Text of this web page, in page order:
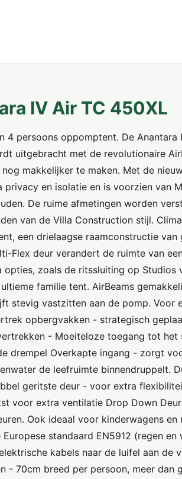
IV Air TC 450XL
4 persoons oppomptent. De Anantara
uitgebracht met de revolutionaire
makkelijker te maken. Met de
en isolatie en is voorzien van
De ruime afmetingen worden
van de Villa Construction stijl.
een drielaagse raamconstructie van
Flex deur verandert de ruimte van
opties, zoals de ritssluiting op Studios
familie tent. AirBeams
stevig vastzitten aan de pomp. Voor
opbergvakken - strategisch
- Moeiteloze toegang tot het
drempel Overkapte ingang - zorgt
de leefruimte binnendruppelt.
geritste deur - voor extra
voor extra ventilatie Drop Down
Ook ideaal voor kinderwagens en
standaard EN5912 (regen en
kabels naar de luifel aan de
- 70cm breed per persoon, meer dan